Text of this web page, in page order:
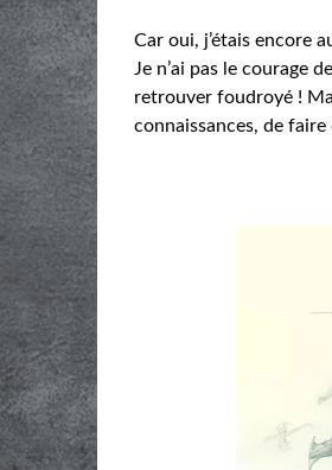
Car oui, j’étais encore
Je n’ai pas le courage
retrouver foudroyé !
connaissances, de faire